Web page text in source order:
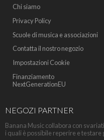
Chi siamo
Privacy Policy
Scuole di musica e associazioni
Contatta il nostro negozio
Impostazioni Cookie
Finanziamento
NextGenerationEU
NEGOZI PARTNER
Banana Music collabora con
i quali è possibile reperire e testare